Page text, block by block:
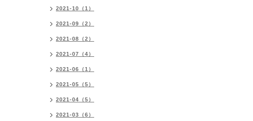
2021-10（1）
2021-09（2）
2021-08（2）
2021-07（4）
2021-06（1）
2021-05（5）
2021-04（5）
2021-03（6）